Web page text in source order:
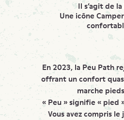
Il s’agit de
Une icône
En 2023, la Peu Path
offrant un confort
marche
« Peu » signifie « pied
Vous avez compris le